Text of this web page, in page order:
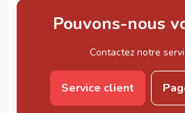
Pouvons-nous
Contactez notre
Service client